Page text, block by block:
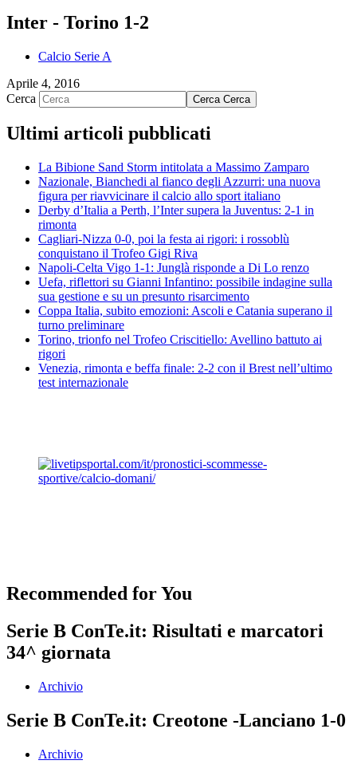
Inter - Torino 1-2
Calcio Serie A
Aprile 4, 2016
Cerca
Cerca Cerca
Ultimi articoli pubblicati
La Bibione Sand Storm intitolata a Massimo Zamparo
Nazionale, Bianchedi al fianco degli Azzurri: una nuova
figura per riavvicinare il calcio allo sport italiano
Derby d’Italia a Perth, l’Inter supera la Juventus: 2-1 in
rimonta
Cagliari-Nizza 0-0, poi la festa ai rigori: i rossoblù
conquistano il Trofeo Gigi Riva
Napoli-Celta Vigo 1-1: Junglà risponde a Di Lo renzo
Uefa, riflettori su Gianni Infantino: possibile indagine sulla
sua gestione e su un presunto risarcimento
Coppa Italia, subito emozioni: Ascoli e Catania superano il
turno preliminare
Torino, trionfo nel Trofeo Criscitiello: Avellino battuto ai
rigori
Venezia, rimonta e beffa finale: 2-2 con il Brest nell’ultimo
test internazionale
Recommended for You
Serie B ConTe.it: Risultati e marcatori
34^ giornata
Archivio
Serie B ConTe.it: Creotone -Lanciano 1-0
Archivio